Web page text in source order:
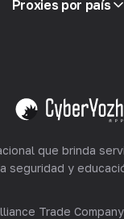
Reventa
Proxies por país
Ver todo
que brinda
seguridad y
Trade